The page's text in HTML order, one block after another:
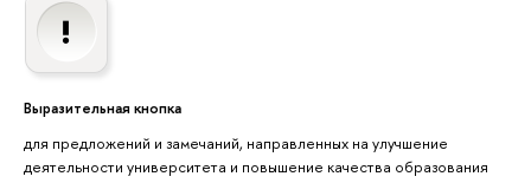
Выразительная кнопка
для предложений и замечаний, направленных на улучшение
деятельности университета и повышение качества образования